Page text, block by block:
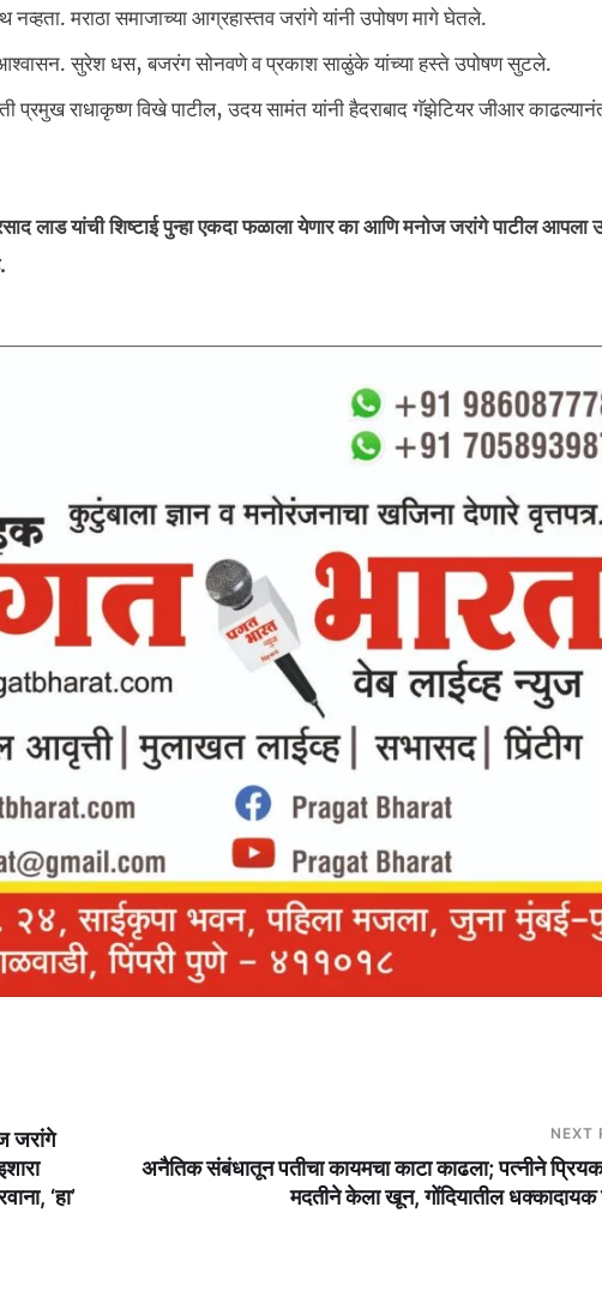
मराठा समाजाच्या आग्रहास्तव जरांगे यांनी उपोषण मागे घेतले.
आश्वासन. सुरेश धस, बजरंग सोनवणे व प्रकाश साळुंके यांच्या हस्ते उपोषण सुटले.
प्रमुख राधाकृष्ण विखे पाटील, उदय सामंत यांनी हैदराबाद गॅझेटियर जीआर
लाड यांची शिष्टाई पुन्हा एकदा फळाला येणार का आणि मनोज जरांगे पाटील आपला
जरांगे
‘हा’
NEXT
अनैतिक संबंधातून पतीचा कायमचा काटा काढला; पत्नीने
मदतीने केला खून, गोंदियातील धक्कादायक